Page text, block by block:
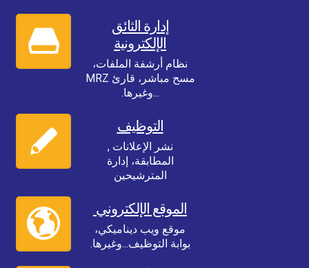
إدارة الثائق
الإلكترونية
نظام أرشفة الملفات،
مسح مباشر، قارئ MRZ
...وغيرها.
التوظيف
نشر الإعلانات ,
المطابقة، إدارة
المترشيحين
الموقع الإلكتروني
موقع ويب ديناميكي،
بوابة التوظيف...وغيرها.